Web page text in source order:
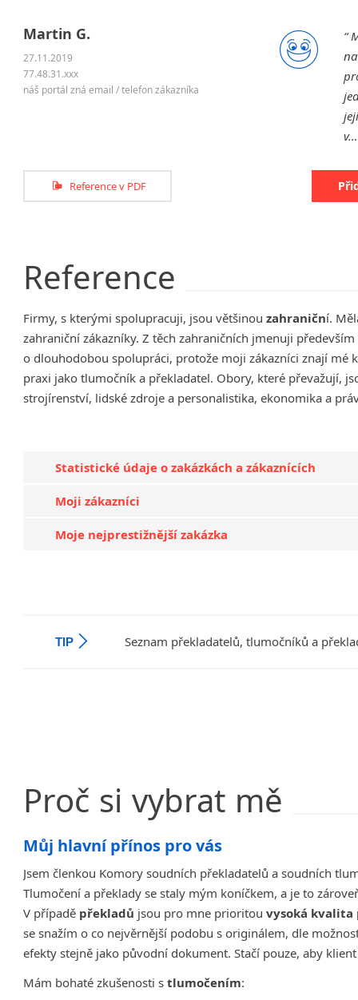
Martin G.
27.11.2019
77.48.31.xxx
náš portál zná email / telefon zákazníka
v
Reference v PDF
Reference
Firmy, s kterými spolupracuji, jsou většinouzahraniční.
zahraniční zákazníky. Z těch zahraničních jmenuji
o dlouhodobou spolupráci, protože moji zákazníci znají
praxi jako tlumočník a překladatel. Obory, které převažují,
strojírenství, lidské zdroje a personalistika, ekonomika a
Statistické údaje o zakázkách a zákaznících
Moji zákazníci
Moje nejprestižnější zakázka
TIP Seznam překladatelů, tlumočníků a
Proč si vybrat mě
Můj hlavní přínos pro vás
Jsem členkou Komory soudních překladatelů a soudních
Tlumočení a překlady se staly mým koníčkem, a je to
V případě překladů jsou pro mne prioritouvysoká
se snažím o co nejvěrnější podobu s originálem, dle
efekty stejně jako původní dokument. Stačí pouze, aby
Mám bohaté zkušenosti stlumočením: